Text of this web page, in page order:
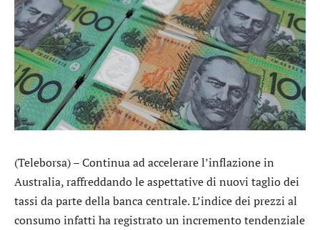
(Teleborsa) – Continua ad accelerare l’inflazione in
Australia, raffreddando le aspettative di nuovi taglio dei
tassi da parte della banca centrale. L’indice dei prezzi al
consumo infatti ha registrato un incremento tendenziale